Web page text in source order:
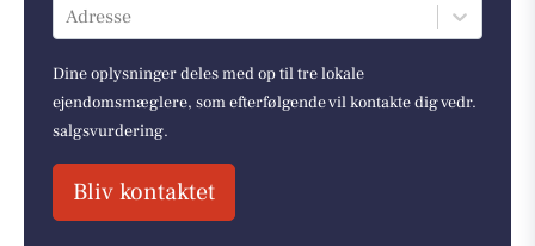
Adresse
Dine oplysninger deles med op til tre lokale
ejendomsmæglere, som efterfølgende vil kontakte dig vedr.
salgsvurdering.
Bliv kontaktet